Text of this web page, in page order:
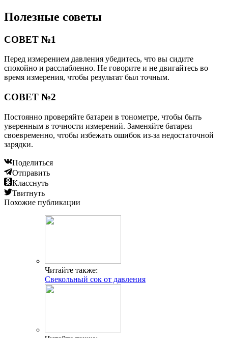
Полезные советы
СОВЕТ №1
Перед измерением давления убедитесь, что вы сидите
спокойно и расслабленно. Не говорите и не двигайтесь во
время измерения, чтобы результат был точным.
СОВЕТ №2
Постоянно проверяйте батареи в тонометре, чтобы быть
уверенным в точности измерений. Заменяйте батареи
своевременно, чтобы избежать ошибок из-за недостаточной
зарядки.
Поделиться
Отправить
Класснуть
Твитнуть
Похожие публикации
Читайте также:
Свекольный сок от давления